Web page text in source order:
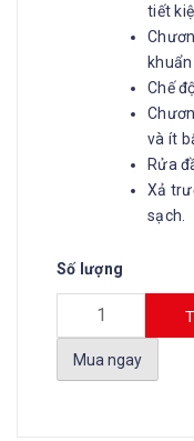
tiết
Chế
và ít
Rửa
Xả
sạch.
Số lượng
Mua ngay